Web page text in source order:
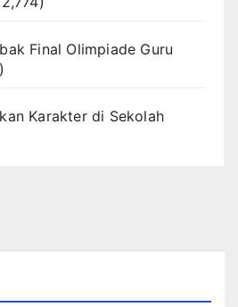
Final Olimpiade Guru
Karakter di Sekolah